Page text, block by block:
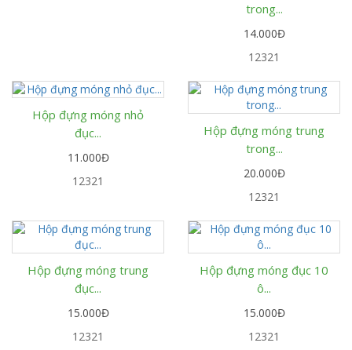
trong...
14.000Đ
12321
Hộp đựng móng nhỏ
đục...
11.000Đ
12321
Hộp đựng móng trung
trong...
20.000Đ
12321
Hộp đựng móng trung
đục...
15.000Đ
12321
Hộp đựng móng đục 10
ô...
15.000Đ
12321